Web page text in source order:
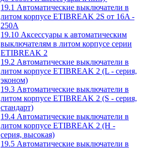
19.1 Автоматические выключатели в
литом корпусе ETIBREAK 2S от 16A -
250A
19.10 Аксессуары к автоматическим
выключателям в литом корпусе серии
ETIBREAK 2
19.2 Автоматические выключатели в
литом корпусе ETIBREAK 2 (L - серия,
эконом)
19.3 Автоматические выключатели в
литом корпусе ETIBREAK 2 (S - серия,
стандарт)
19.4 Автоматические выключатели в
литом корпусе ETIBREAK 2 (H -
серия, высокая)
19.5 Автоматические выключатели в